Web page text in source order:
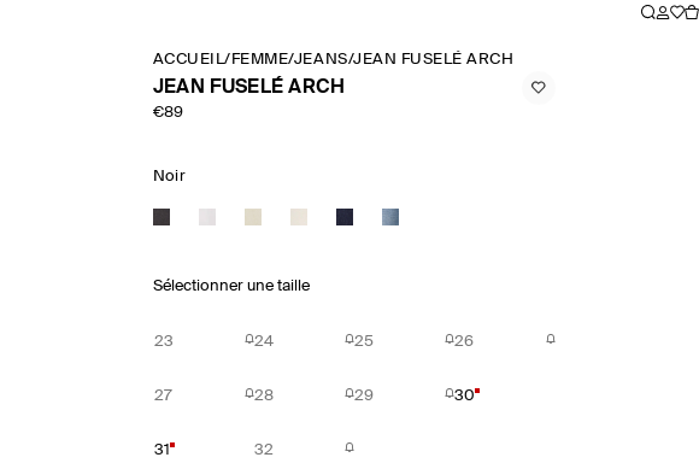
ACCUEIL/ FEMME/JEANS/JEAN FUSELÉ ARCH
JEAN FUSELÉ ARCH
€89
Noir
Sélectionner une taille
23 24 25 26
27 28 29 30
31 32